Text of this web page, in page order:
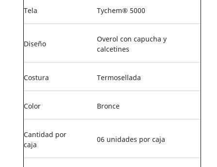
Tela Tychem® 5000
Diseño
Overol con capucha y
calcetines
Costura Termosellada
Color Bronce
Cantidad por
caja
06 unidades por caja